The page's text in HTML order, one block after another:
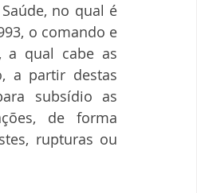
no qual é
o comando e
a qual cabe as
a partir destas
subsídio as
de forma
rupturas ou